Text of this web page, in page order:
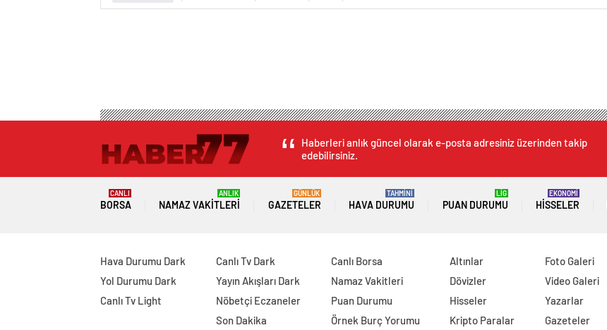
Haberleri anlık güncel olarak e-posta adresiniz üzerinden takip
edebilirsiniz.
BORSA
CANLI
NAMAZ VAKITLERI
ANLIK
GAZETELER
GÜNLÜK
HAVA DURUMU
TAHMİNİ
PUAN DURUMU
LİG
HISSELER
EKONOMİ
Hava Durumu Dark
Yol Durumu Dark
Canlı Tv Light
Canlı Tv Dark
Yayın Akışları Dark
Nöbetçi Eczaneler
Son Dakika
Canlı Borsa
Namaz Vakitleri
Puan Durumu
Örnek Burç Yorumu
Altınlar
Dövizler
Hisseler
Kripto Paralar
Foto Galeri
Video Galeri
Yazarlar
Gazeteler